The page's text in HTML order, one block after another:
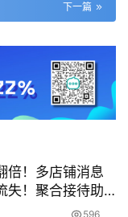
下一篇
倍！多店铺消息
失！聚合接待助
翻倍的核心利器
596